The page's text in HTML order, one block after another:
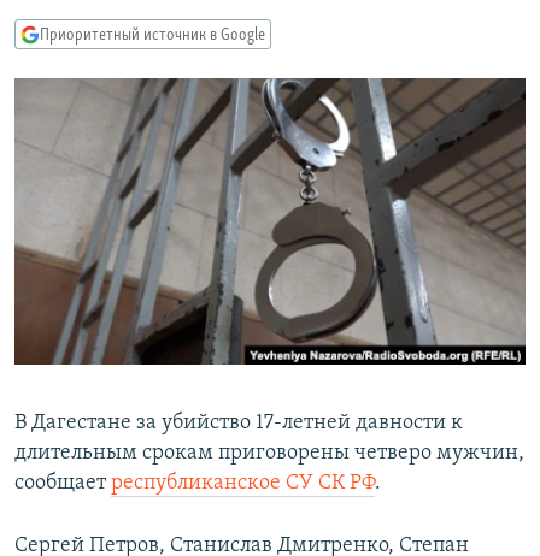
КАВКАЗ.РЕАЛИИ
СИБИРЬ.РЕАЛИИ
РАСПИСАНИЕ ВЕЩАНИЯ
ПОДПИШИТЕСЬ НА РАССЫЛКУ
СОЦИАЛЬНЫЕ СЕТИ
Все сайты РСЕ/РС
Приоритетный источник в Google
В Дагестане за убийство 17-летней давности к
длительным срокам приговорены четверо мужчин,
сообщаетреспубликанское СУ СК РФ.
Сергей Петров, Станислав Дмитренко, Степан